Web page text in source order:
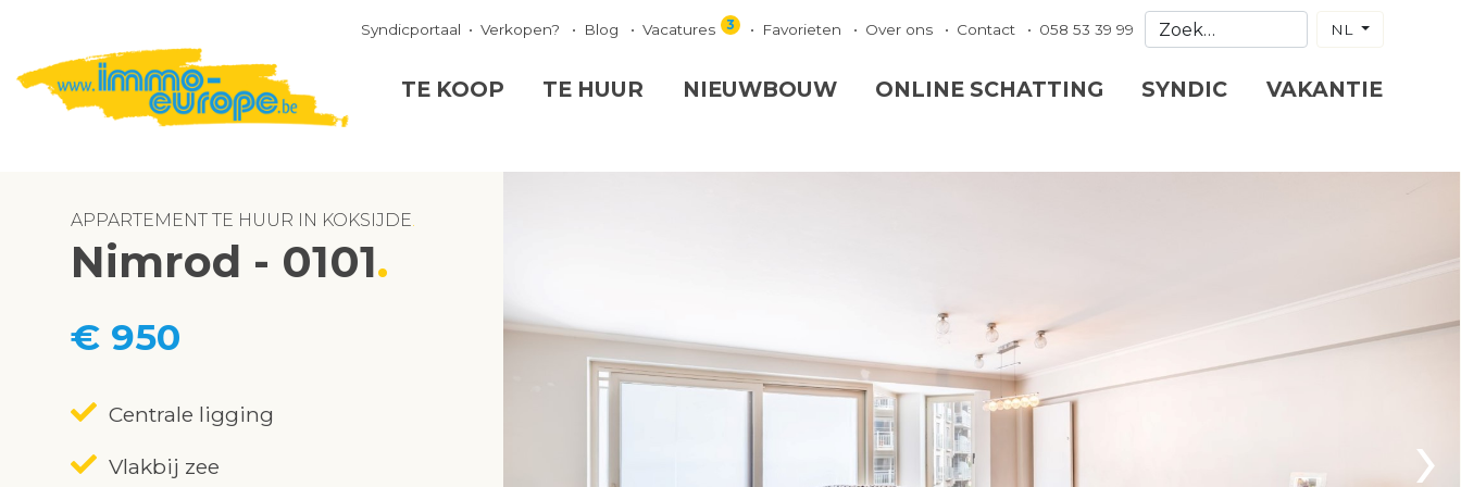
Syndicportaal Verkopen? Blog Vacatures 3 Favorieten Over ons Contact 058 53 39 99 NL
TE KOOP TE HUUR NIEUWBOUW ONLINE SCHATTING SYNDIC VAKANTIE
›
APPARTEMENT TE HUUR IN KOKSIJDE
Nimrod - 0101
€ 950
Centrale ligging
Vlakbij zee